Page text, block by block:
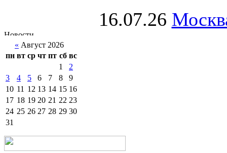
16.07.26
« Август 2026
пн вт ср чт пт сб вс
1
2
3
4 5 6 7 8
9
10 11 12 13 14 15 16
17 18 19 20 21 22 23
24 25 26 27 28 29 30
31